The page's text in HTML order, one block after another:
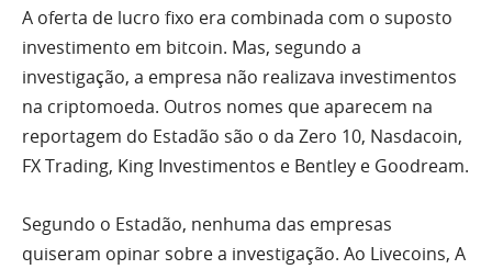
A oferta de lucro fixo era combinada com o suposto
investimento em bitcoin. Mas, segundo a
investigação, a empresa não realizava investimentos
na criptomoeda. Outros nomes que aparecem na
reportagem do Estadão são o da Zero 10, Nasdacoin,
FX Trading, King Investimentos e Bentley e Goodream.
Segundo o Estadão, nenhuma das empresas
quiseram opinar sobre a investigação. Ao Livecoins, A